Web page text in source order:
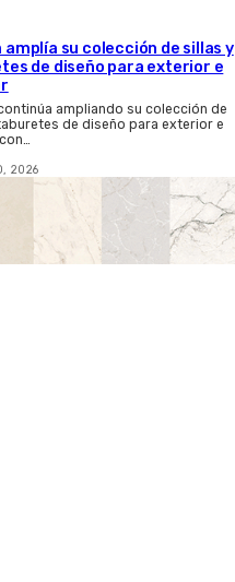
amplía su colección de sillas y
de diseño para exterior e
ampliando su colección de
de diseño para exterior e
2026